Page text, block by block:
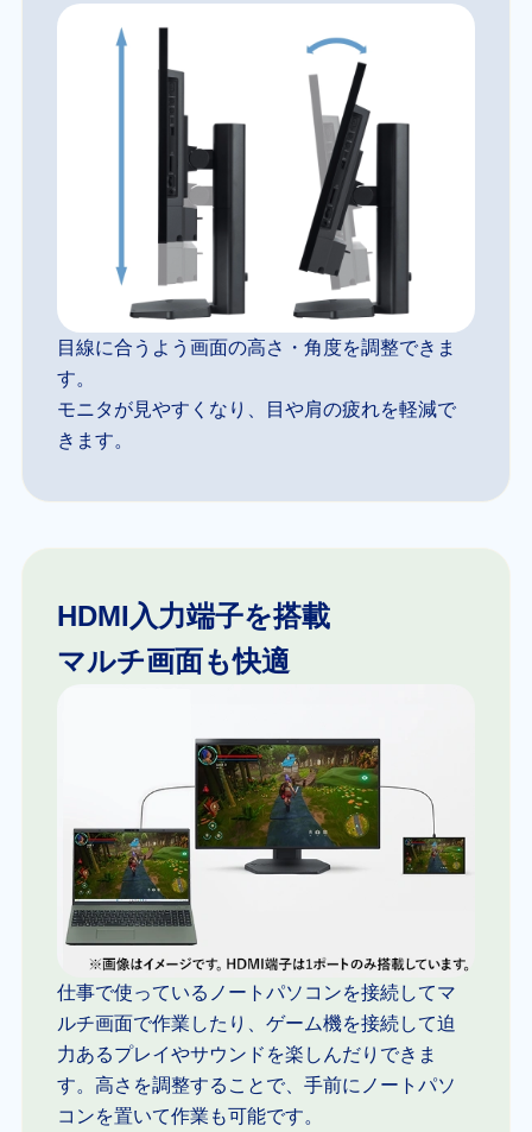
目線に合うよう画面の高さ・角度を調整できま
す。
モニタが見やすくなり、目や肩の疲れを軽減で
きます。
HDMI入力端子を搭載
マルチ画面も快適
仕事で使っているノートパソコンを接続してマ
ルチ画面で作業したり、ゲーム機を接続して迫
力あるプレイやサウンドを楽しんだりできま
す。高さを調整することで、手前にノートパソ
コンを置いて作業も可能です。